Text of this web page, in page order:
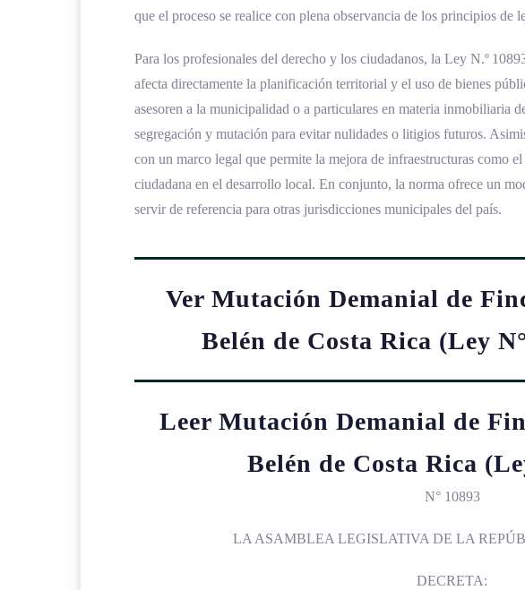
que el proceso se realice con plena observancia de los principios de
Para los profesionales del derecho y los ciudadanos, la Ley N.º
afecta directamente la planificación territorial y el uso de bienes
asesoren a la municipalidad o a particulares en materia inmobiliaria
segregación y mutación para evitar nulidades o litigios futuros.
con un marco legal que permite la mejora de infraestructuras como
ciudadana en el desarrollo local. En conjunto, la norma ofrece un
servir de referencia para otras jurisdicciones municipales del país.
Ver Mutación Demanial de
Belén de Costa Rica (Ley
Leer Mutación Demanial de
Belén de Costa Rica
N° 10893
LA ASAMBLEA LEGISLATIVA DE LA
DECRETA: